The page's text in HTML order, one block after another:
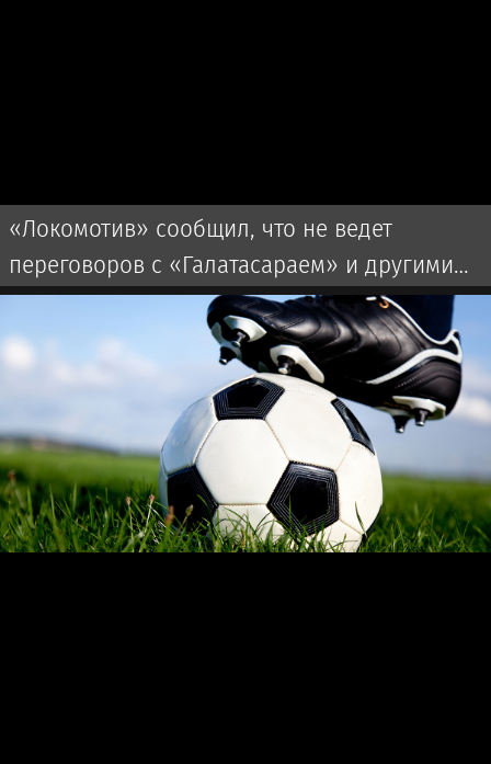
«Локомотив» сообщил, что не ведет
переговоров с «Галатасараем» и другими
клубами по трансферу Батракова